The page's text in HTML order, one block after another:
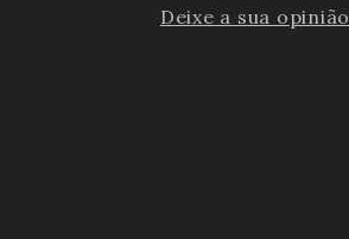
Deixe a sua opinião